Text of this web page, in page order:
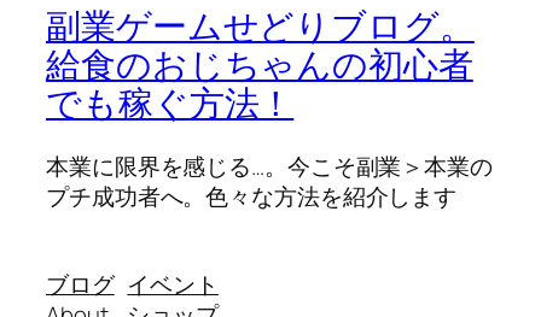
副業ゲームせどりブログ。
給食のおじちゃんの初心者
でも稼ぐ方法！
本業に限界を感じる…。今こそ副業＞本業の
プチ成功者へ。色々な方法を紹介します
ブログ イベント